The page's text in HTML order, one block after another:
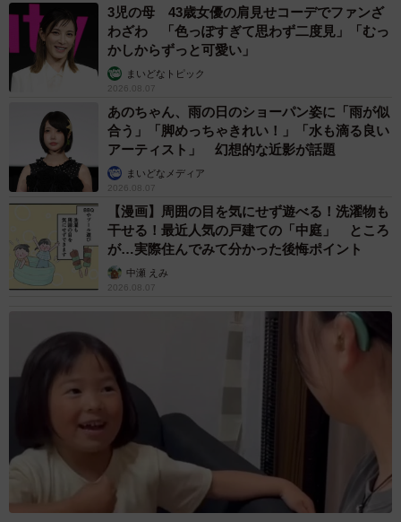
3児の母 43歳女優の肩見せコーデでファンざ
わざわ 「色っぽすぎて思わず二度見」「むっ
かしからずっと可愛い」
まいどなトピック
2026.08.07
あのちゃん、雨の日のショーパン姿に「雨が似
合う」「脚めっちゃきれい！」「水も滴る良い
アーティスト」 幻想的な近影が話題
まいどなメディア
2026.08.07
【漫画】周囲の目を気にせず遊べる！洗濯物も
干せる！最近人気の戸建ての「中庭」 ところ
が…実際住んでみて分かった後悔ポイント
中瀬 えみ
2026.08.07